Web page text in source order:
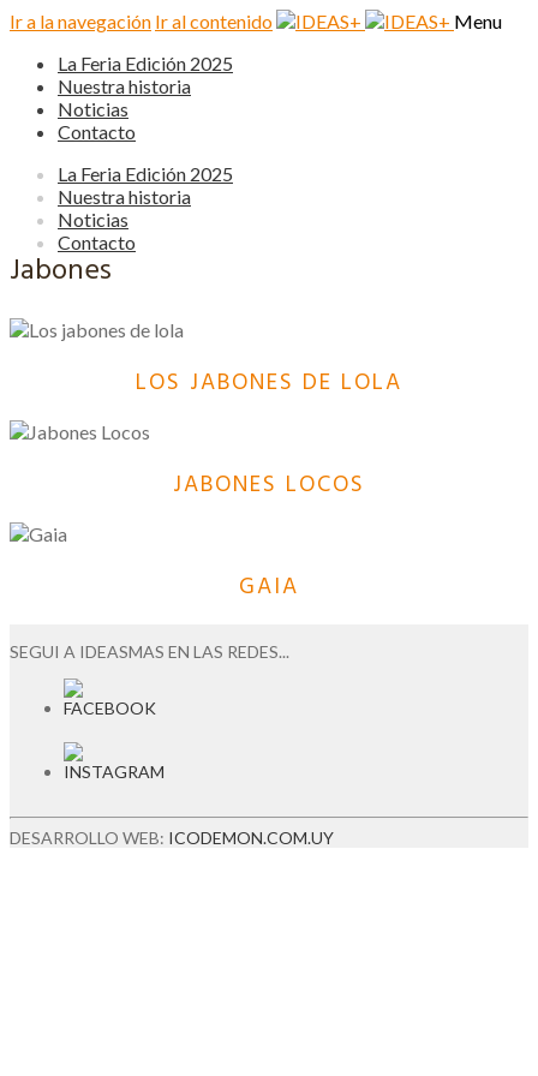
Ir a la navegación Ir al contenido
Menu
La Feria Edición 2025
Nuestra historia
Noticias
Contacto
La Feria Edición 2025
Nuestra historia
Noticias
Contacto
Jabones
LOS JABONES DE LOLA
JABONES LOCOS
GAIA
SEGUI A IDEASMAS EN LAS REDES...
DESARROLLO WEB: ICODEMON.COM.UY